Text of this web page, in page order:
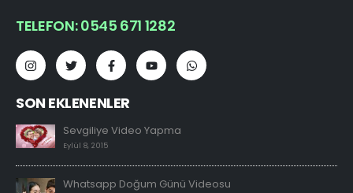
TELEFON: 0545 671 1282
SON EKLENENLER
Sevgiliye Video Yapma
Eylül 8, 2015
Whatsapp Doğum Günü Videosu